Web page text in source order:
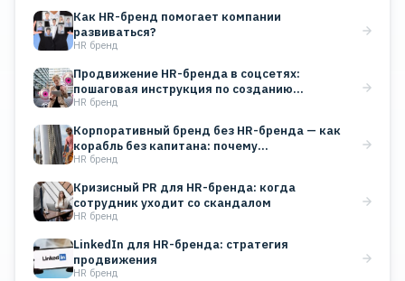
Как HR-бренд помогает компании
развиваться?
HR бренд
Продвижение HR-бренда в соцсетях:
пошаговая инструкция по созданию
корпоративного блога
HR бренд
Корпоративный бренд без HR-бренда — как
корабль без капитана: почему…
HR бренд
Кризисный PR для HR-бренда: когда
сотрудник уходит со скандалом
HR бренд
LinkedIn для HR-бренда: стратегия
продвижения
HR бренд